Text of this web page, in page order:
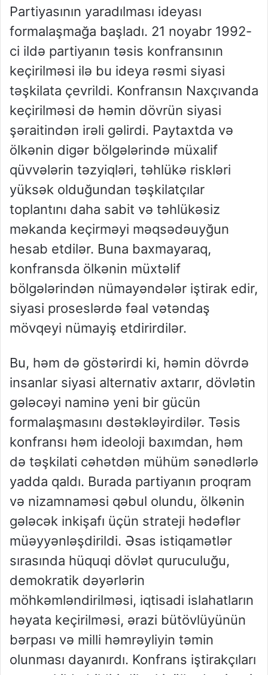
Partiyasının yaradılması ideyası
formalaşmağa başladı. 21 noyabr 1992-
ci ildə partiyanın təsis konfransının
keçirilməsi ilə bu ideya rəsmi siyasi
təşkilata çevrildi. Konfransın Naxçıvanda
keçirilməsi də həmin dövrün siyasi
şəraitindən irəli gəlirdi. Paytaxtda və
ölkənin digər bölgələrində müxalif
qüvvələrin təzyiqləri, təhlükə riskləri
yüksək olduğundan təşkilatçılar
toplantını daha sabit və təhlükəsiz
məkanda keçirməyi məqsədəuyğun
hesab etdilər. Buna baxmayaraq,
konfransda ölkənin müxtəlif
bölgələrindən nümayəndələr iştirak edir,
siyasi proseslərdə fəal vətəndaş
mövqeyi nümayiş etdirirdilər.
Bu, həm də göstərirdi ki, həmin dövrdə
insanlar siyasi alternativ axtarır, dövlətin
gələcəyi naminə yeni bir gücün
formalaşmasını dəstəkləyirdilər. Təsis
konfransı həm ideoloji baxımdan, həm
də təşkilati cəhətdən mühüm sənədlərlə
yadda qaldı. Burada partiyanın proqram
və nizamnaməsi qəbul olundu, ölkənin
gələcək inkişafı üçün strateji hədəflər
müəyyənləşdirildi. Əsas istiqamətlər
sırasında hüquqi dövlət quruculuğu,
demokratik dəyərlərin
möhkəmləndirilməsi, iqtisadi islahatların
həyata keçirilməsi, ərazi bütövlüyünün
bərpası və milli həmrəyliyin təmin
olunması dayanırdı. Konfrans iştirakçıları